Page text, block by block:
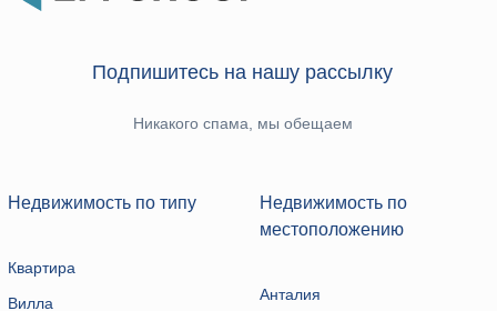
Подпишитесь на нашу рассылку
Никакого спама, мы обещаем
Недвижимость по типу
Квартира
Вилла
Недвижимость по
местоположению
Анталия